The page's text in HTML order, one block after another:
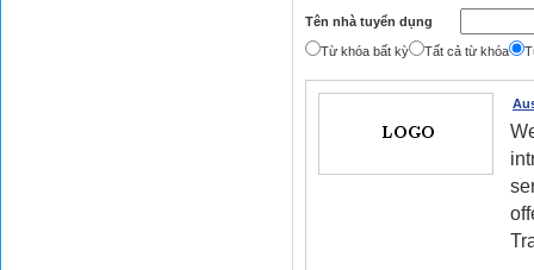
Tên nhà tuyển dụng
Từ khóa bất kỳ Tất cả từ khóa